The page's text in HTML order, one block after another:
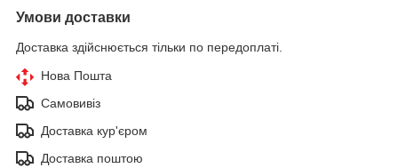
Умови доставки
Доставка здійснюється тільки по передоплаті.
Нова Пошта
Самовивіз
Доставка кур'єром
Доставка поштою